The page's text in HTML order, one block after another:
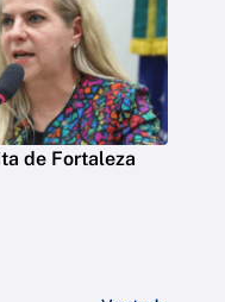
de Fortaleza